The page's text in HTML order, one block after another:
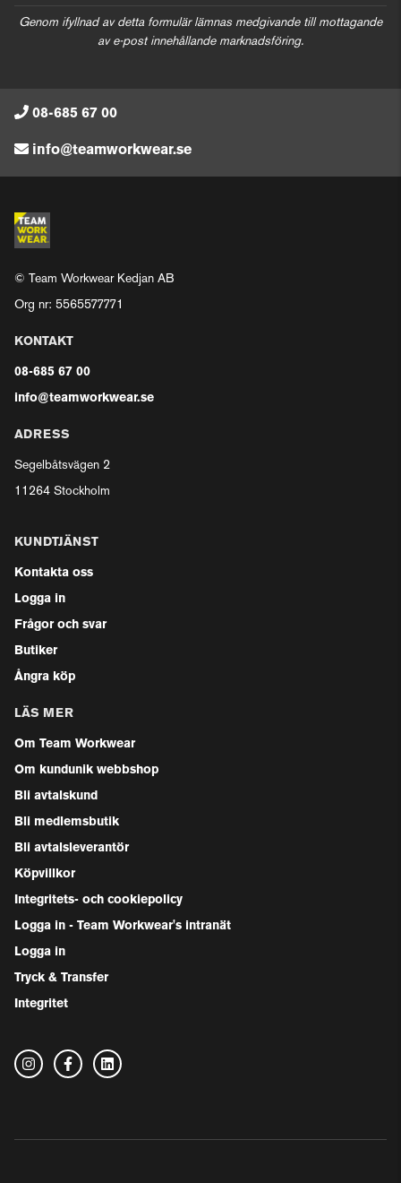
Genom ifyllnad av detta formulär lämnas medgivande till mottagande
av e-post innehållande marknadsföring.
08-685 67 00
info@teamworkwear.se
© Team Workwear Kedjan AB
Org nr: 5565577771
KONTAKT
08-685 67 00
info@teamworkwear.se
ADRESS
Segelbåtsvägen 2
11264 Stockholm
KUNDTJÄNST
Kontakta oss
Logga in
Frågor och svar
Butiker
Ångra köp
LÄS MER
Om Team Workwear
Om kundunik webbshop
Bli avtalskund
Bli medlemsbutik
Bli avtalsleverantör
Köpvillkor
Integritets- och cookiepolicy
Logga in - Team Workwear's intranät
Logga in
Tryck & Transfer
Integritet